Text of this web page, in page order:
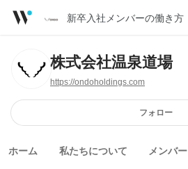
新卒入社メンバーの働き方
株式会社温泉道場
https://ondoholdings.com
フォロー
ホーム 私たちについて メンバー